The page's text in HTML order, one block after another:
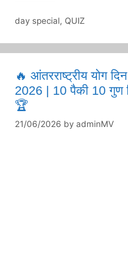
Categories
day special, QUIZ
🔥 आंतरराष्ट्रीय योग
2026 | 10 पैकी 10 गुण
🏆
21/06/2026 by adminMV